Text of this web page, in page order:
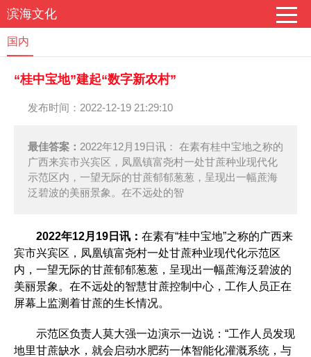
滨海文化
国内
“桂中宝地”建起“数字新农村”
发布时间：2022-12-19 21:29:10
最佳答案： 2022年12月19日讯： 在素有桂中宝地之称的
广西来宾市兴宾区，凤凰镇富尧村一处甘蔗种业现代化
示范区内，一望无际的甘蔗郁郁葱葱，呈现出一幅蔗海
泛碧波的美丽景象。在不远处的智
2022年12月19日讯： 在素有“桂中宝地”之称的广西来
宾市兴宾区，凤凰镇富尧村一处甘蔗种业现代化示范区
内，一望无际的甘蔗郁郁葱葱，呈现出一幅蔗海泛碧波的
美丽景象。在不远处的智慧甘蔗控制中心，工作人员正在
屏幕上监测着甘蔗的生长情况。
示范区负责人莫大强一边演示一边说：“工作人员发现
地里甘蔗缺水，就会启动水肥药一体智能化灌溉系统，与